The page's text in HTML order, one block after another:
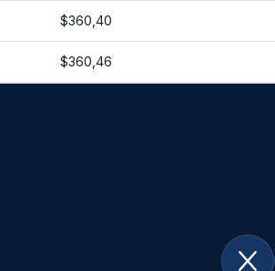
$360,40
$360,46